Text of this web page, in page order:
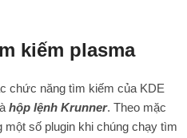
kiếm plasma
chức năng tìm kiếm của KDE
hộp lệnh Krunner. Theo mặc
số plugin khi chúng chạy tìm